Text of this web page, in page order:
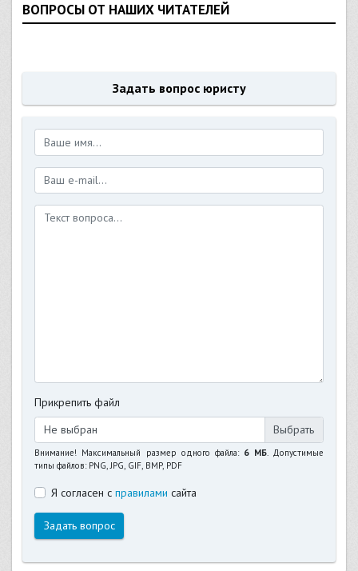
ВОПРОСЫ ОТ НАШИХ ЧИТАТЕЛЕЙ
Задать вопрос юристу
Прикрепить файл
Не выбран
Внимание! Максимальный размер одного файла: 6 МБ. Допустимые
типы файлов: PNG, JPG, GIF, BMP, PDF
Я согласен справилами сайта
Задать вопрос